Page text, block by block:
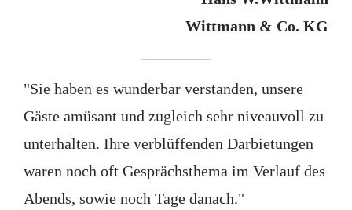
Wittmann & Co. KG
"Sie haben es wunderbar verstanden, unsere
Gäste amüsant und zugleich sehr niveauvoll zu
unterhalten. Ihre verblüffenden Darbietungen
waren noch oft Gesprächsthema im Verlauf des
Abends, sowie noch Tage danach."